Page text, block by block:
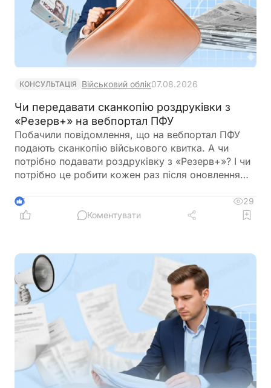
КОНСУЛЬТАЦІЯ Військовий облік07.08.2026
Чи передавати сканкопію роздруківки з
«Резерв+» на вебпортал ПФУ
Побачили повідомлення, що на вебпортал ПФУ
подають сканкопію військового квитка. А чи
потрібно подавати роздруківку з «Резерв+»? І чи
потрібно це робити кожен раз після оновлення
5
29
Коментувати